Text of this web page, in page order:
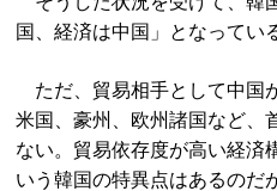
国、経済は中国」となってい
ただ、貿易相手として中国
米国、豪州、欧州諸国など、
ない。貿易依存度が高い経済
いう韓国の特異点はあるのだ